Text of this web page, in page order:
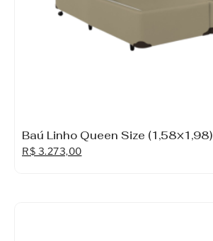
Baú Linho Queen Size (1,58×1,98)
R$ 3.273,00